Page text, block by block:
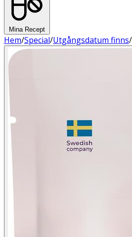
Mina Recept
Hem/Special/Utgångsdatum finns/